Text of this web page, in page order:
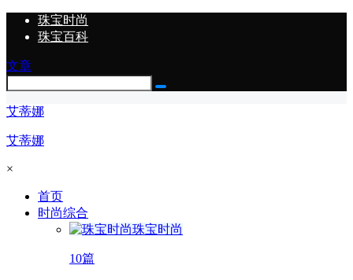
珠宝时尚
珠宝百科
文章
艾蒂娜
艾蒂娜
×
首页
时尚综合
珠宝时尚
10篇